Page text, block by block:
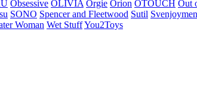
Obsessive OLIVIA Orgie Orion OTOUCH Out
SONO Spencer and Fleetwood Sutil
Woman Wet StuffYou2Toys